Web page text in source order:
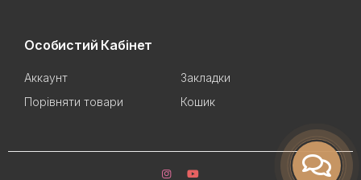
Особистий Кабінет
Аккаунт
Закладки
Порівняти товари
Кошик